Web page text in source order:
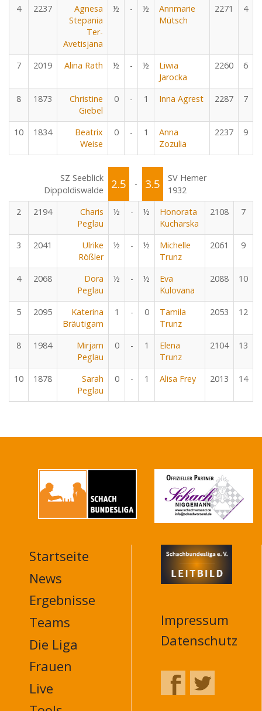
4 2237
Agnesa
Stepania
Ter-
Avetisjana
½ - ½
Annmarie
Mütsch
2271 4
7 2019 Alina Rath ½ - ½
Liwia
Jarocka
2260 6
8 1873
Christine
Giebel
0 - 1 Inna Agrest 2287 7
10 1834
Beatrix
Weise
0 - 1
Anna
Zozulia
2237 9
SZ Seeblick
Dippoldiswalde
2.5 - 3.5
SV Hemer
1932
2
2194
Charis
Peglau
½ - ½
Honorata
Kucharska
2108 7
3 2041
Ulrike
Rößler
½ - ½
Michelle
Trunz
2061 9
4 2068
Dora
Peglau
½ - ½
Eva
Kulovana
2088 10
5 2095
Katerina
Bräutigam
1 - 0
Tamila
Trunz
2053 12
8 1984
Mirjam
Peglau
0 - 1
Elena
Trunz
2104 13
10 1878
Sarah
Peglau
0 - 1 Alisa Frey 2013 14
MAIN
NAVIGATION
FOOTER
Startseite
News
Ergebnisse
Teams
Die Liga
Frauen
Live
Impressum
Datenschutz